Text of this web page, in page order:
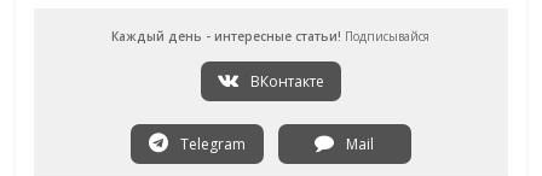
Каждый день - интересные статьи! Подписывайся
ВКонтакте
Telegram Mail